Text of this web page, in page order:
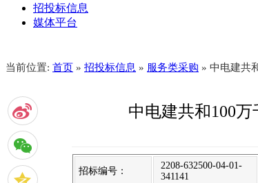
招投标信息
媒体平台
当前位置: 首页 » 招投标信息 » 服务类采购 » 中电建共
中电建共和100
招标编号：
2208-632500-04-01-
341141